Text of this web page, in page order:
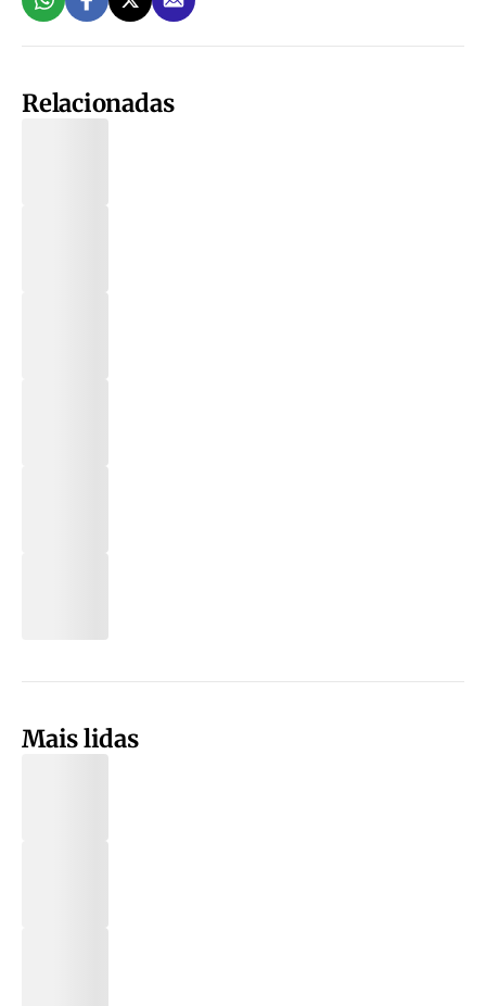
Relacionadas
Mais lidas